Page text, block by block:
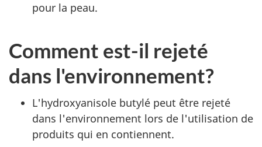
pour la peau.
Comment est-il rejeté
dans l'environnement?
L'hydroxyanisole butylé peut être rejeté
dans l'environnement lors de l'utilisation de
produits qui en contiennent.